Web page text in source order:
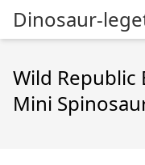
Dinosaur-
Wild Republic
Mini